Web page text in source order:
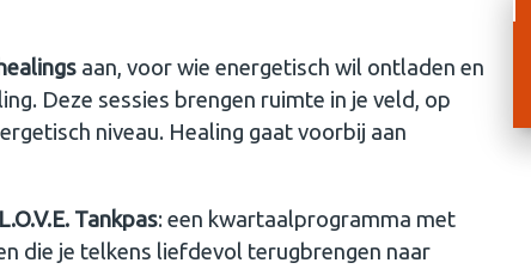
aan, voor wie energetisch wil ontladen en
Deze sessies brengen ruimte in je veld, op
niveau. Healing gaat voorbij aan
L.O.V.E. Tankpas: een kwartaalprogramma met
die je telkens liefdevol terugbrengen naar